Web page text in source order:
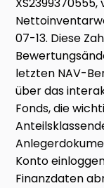
07-13. Diese
letzten NAV-
über das
Fonds, die
Konto
Finanzdaten